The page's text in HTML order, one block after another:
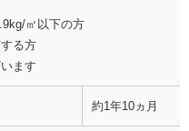
㎡以下の方
る方
ます
約1年10ヵ月